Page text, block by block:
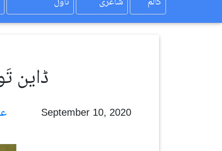
ڈاین
September 10, 2020